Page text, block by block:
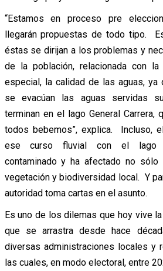
“Estamos en proceso pre
llegarán propuestas de todo tipo.
éstas se dirijan a los problemas y
de la población, relacionada con
especial, la calidad de las aguas,
se evacúan las aguas servidas
terminan en el lago General Carrera,
todos bebemos”, explica. Incluso,
ese curso fluvial con el lago
contaminado y ha afectado no
vegetación y biodiversidad local. Y
autoridad toma cartas en el asunto.
Es uno de los dilemas que hoy vive
que se arrastra desde hace
diversas administraciones locales y
las cuales, en modo electoral, entre